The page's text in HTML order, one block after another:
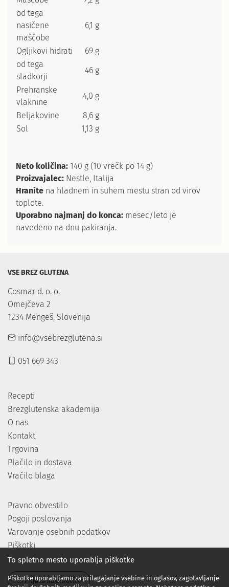
od tega
nasičene
maščobe
6,1 g
Ogljikovi hidrati
69 g
od tega
sladkorji
46 g
Prehranske
vlaknine
4,0 g
Beljakovine
8,6 g
Sol
1,13 g
Neto količina: 140 g (10 vrečk po 14 g)
Proizvajalec: Nestle, Italija
Hranite na hladnem in suhem mestu stran od virov
toplote.
Uporabno najmanj do konca: mesec/leto je
navedeno na dnu pakiranja.
VSE BREZ GLUTENA
Cosmar d. o. o.
Omejčeva 2
1234 Mengeš, Slovenija
info@vsebrezglutena.si
051 669 343
Recepti
Brezglutenska akademija
O nas
Kontakt
Trgovina
Plačilo in dostava
Vračilo blaga
Pravno obvestilo
Pogoji poslovanja
Varovanje osebnih podatkov
Piškotki
Prijava na e-novice
To spletno mesto uporablja piškotke
Piškotke uporabljamo za prilagajanje vsebine in oglasov, zagotavljanje